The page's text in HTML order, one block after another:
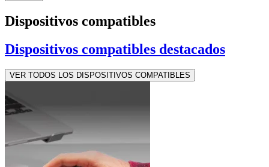
Dispositivos compatibles
Dispositivos compatibles destacados
VER TODOS LOS DISPOSITIVOS COMPATIBLES